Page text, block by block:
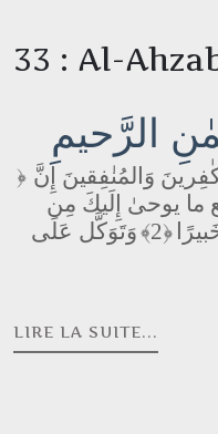
الرَّحيمِ
﴿ وَالمُنٰفِقينَ إِنَّ
ما يوحىٰ إِلَيكَ مِن
﴿2﴾
وَتَوَكَّل عَلَى
LIRE LA SUITE...